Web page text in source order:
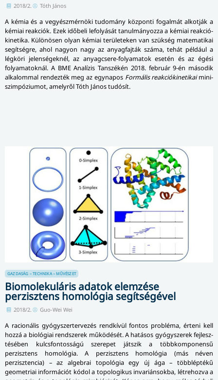
2018/2. Tóth János
A kémia és a vegyészmérnöki tudomány központi fogalmát alkotják a
kémiai reakciók. Ezek időbeli lefolyását tanulmányozza a kémiai reak­ció­
ki­ne­ti­ka. Különösen olyan kémiai területeken van szükség matematikai
segítségre, ahol nagyon nagy az anyagfajták száma, tehát például a
légköri jelenségeknél, az anyagcsere-folyamatok esetén és az égési
folyamatoknál. A BME Analízis Tanszékén 2018. február 9-én második
alkalommal rendezték meg az egynapos Formális reakciókinetikaimi­ni­
szim­pó­zi­u­mot, amelyről Tóth János tudósít.
GAZDASÁG – TECHNIKA – MŰVÉSZET
Biomolekuláris adatok elemzése
perzisztens homológia segítségével
2018/2. Guo-Wei Wei
A racionális gyógyszertervezés rendkívül fontos probléma, érteni kell
hozzá a biológiai rendszerek működését. A hatásos gyógyszerek fej­lesz­
té­sé­ben kulcsfontosságú szerepet játszik a többkomponensű
perzisztens homológia. A perzisztens homológia (más néven
perzisztencia) – az algebrai topológia egy új ága – többléptékű
geometriai információt kódol a topologikus invariánsokba, létrehozva a